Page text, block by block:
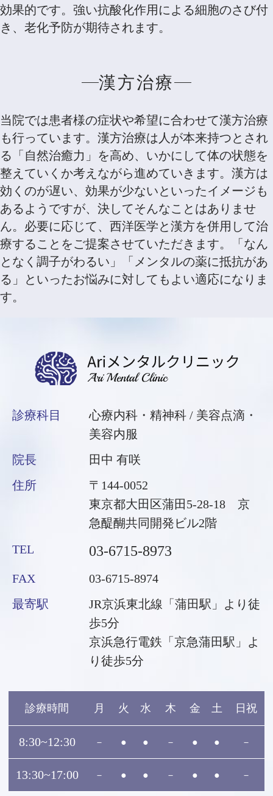
効果的です。強い抗酸化作用による細胞のさび付
き、老化予防が期待されます。
漢方治療
当院では患者様の症状や希望に合わせて漢方治療
も行っています。漢方治療は人が本来持つとされ
る「自然治癒力」を高め、いかにして体の状態を
整えていくか考えながら進めていきます。漢方は
効くのが遅い、効果が少ないといったイメージも
あるようですが、決してそんなことはありませ
ん。必要に応じて、西洋医学と漢方を併用して治
療することをご提案させていただきます。「なん
となく調子がわるい」「メンタルの薬に抵抗があ
る」といったお悩みに対してもよい適応になりま
す。
診療科目
心療内科・精神科 / 美容点滴・
美容内服
院長 田中 有咲
住所
〒144-0052
東京都大田区蒲田5-28-18 京
急醍醐共同開発ビル2階
TEL 03-6715-8973
FAX 03-6715-8974
最寄駅
JR京浜東北線「蒲田駅」より徒
歩5分
京浜急行電鉄「京急蒲田駅」よ
り徒歩5分
診療時間 月 火 水 木 金 土 日祝
8:30~12:30 － ● ● － ● ● －
13:30~17:00 － ● ● － ● ● －